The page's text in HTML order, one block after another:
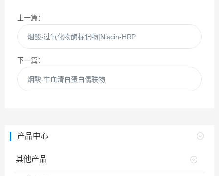
上一篇：
烟酸-过氧化物酶标记物|Niacin-HRP
下一篇：
烟酸-牛血清白蛋白偶联物
产品中心
其他产品